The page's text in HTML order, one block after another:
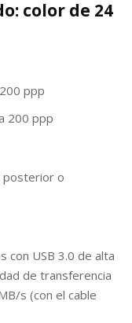
color de 24
ppp
200 ppp
posterior o
con USB 3.0 de alta
de transferencia
s (con el cable